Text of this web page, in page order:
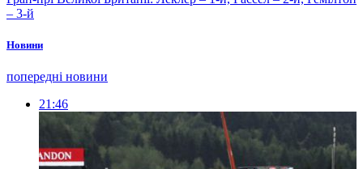
– 3-й
Новини
попередні новини
21:46